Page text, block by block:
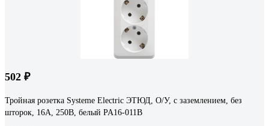
502 ₽
Тройная розетка Systeme Electric ЭТЮД, O/У, с заземлением, без
шторок, 16А, 250B, белый PA16-011B